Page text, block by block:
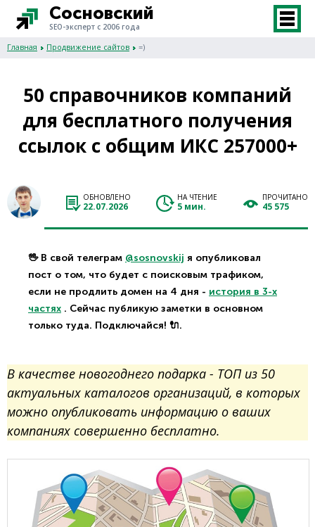
Сосновский
SEO-эксперт с 2006 года
Главная Продвижение сайтов =)
50 справочников компаний
для бесплатного получения
ссылок с общим ИКС 257000+
ОБНОВЛЕНО
22.07.2026
НА ЧТЕНИЕ
5 мин.
ПРОЧИТАНО
45 575
🖖 В свой телеграм @sosnovskij я опубликовал
пост о том, что будет с поисковым трафиком,
если не продлить домен на 4 дня - история в 3-х
частях . Сейчас публикую заметки в основном
только туда. Подключайся! 🔌.
В качестве новогоднего подарка - ТОП из 50
актуальных каталогов организаций, в которых
можно опубликовать информацию о ваших
компаниях совершенно бесплатно.